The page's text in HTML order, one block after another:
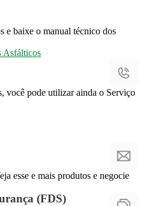
e baixe o manual técnico dos
Asfálticos
Asfálticos
você pode utilizar ainda o Serviço
esse e mais produtos e negocie
(FDS)